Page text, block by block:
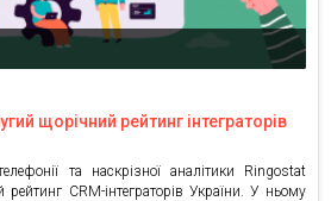
щорічний рейтинг інтеграторів
та наскрізної аналітики Ringostat
CRM-інтеграторів України. У ньому